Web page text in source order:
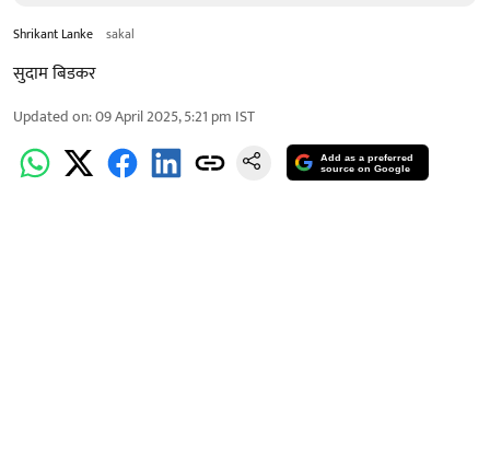
Shrikant Lanke sakal
सुदाम बिडकर
Updated on:09 April 2025, 5:21 pm IST
Add as a preferred
source on Google